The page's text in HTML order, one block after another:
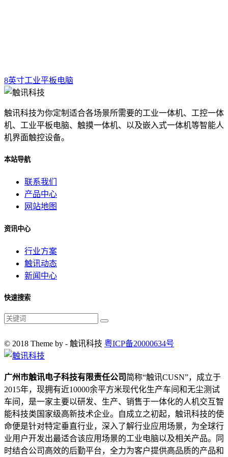
8英寸工业平板电脑
触讯科技为你定制适合各场景所需要的工业一体机、工控一体
机、工业平板电脑、触摸一体机、以及嵌入式一体机等智能人
机界面触控设备。
本站导航
联系我们
产品中心
网站地图
资讯中心
行业方案
触讯动态
新闻中心
快速搜索
© 2018 Theme by - 触讯科技 粤ICP备20000634号
广州市触讯电子科技有限责任公司 简称“触讯CUSN”，成立于
2015年，现拥有近10000余平方米现代化生产车间和无尘测试
车间，是一家主要以研发、生产、销售于一体化的人机交互智
能科技类国家级高新技术企业。自成立之初起，触讯科技的使
命便是针对特定垂直行业，深入了解行业应用场景，为全球行
业用户开发出最适合该应用场景的工业电脑以及相关产品。同
时结合公司高效的后勤平台，全力为客户提供高品质的产品和